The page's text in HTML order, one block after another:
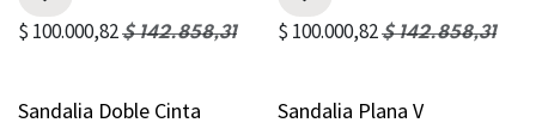
$ 100.000,82$142.858,31 $ 100.000,82$142.858,31
Sandalia Doble Cinta Sandalia Plana V